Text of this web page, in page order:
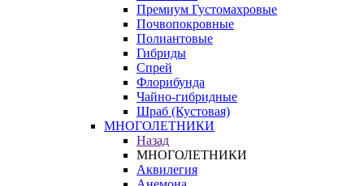
Премиум Густомахровые
Почвопокровные
Полиантовые
Гибриды
Спрей
Флорибунда
Чайно-гибридные
Шраб (Кустовая)
МНОГОЛЕТНИКИ
Назад
МНОГОЛЕТНИКИ
Аквилегия